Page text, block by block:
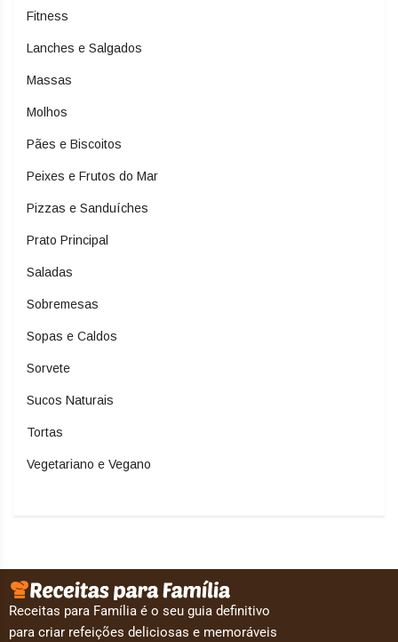
Fitness
Lanches e Salgados
Massas
Molhos
Pães e Biscoitos
Peixes e Frutos do Mar
Pizzas e Sanduíches
Prato Principal
Saladas
Sobremesas
Sopas e Caldos
Sorvete
Sucos Naturais
Tortas
Vegetariano e Vegano
Receitas para Família é o seu guia definitivo
para criar refeições deliciosas e memoráveis